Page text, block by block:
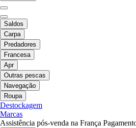
Saldos
Carpa
Predadores
Francesa
Apr
Outras pescas
Navegação
Roupa
Destockagem
Marcas
Assistência pós-venda na França